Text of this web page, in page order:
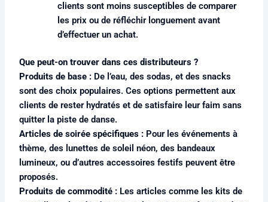
clients sont moins susceptibles de comparer
les prix ou de réfléchir longuement avant
d’effectuer un achat.
Que peut-on trouver dans ces distributeurs ?
Produits de base : De l’eau, des sodas, et des snacks
sont des choix populaires. Ces options permettent aux
clients de rester hydratés et de satisfaire leur faim sans
quitter la piste de danse.
Articles de soirée spécifiques : Pour les événements à
thème, des lunettes de soleil néon, des bandeaux
lumineux, ou d’autres accessoires festifs peuvent être
proposés.
Produits de commodité : Les articles comme les kits de